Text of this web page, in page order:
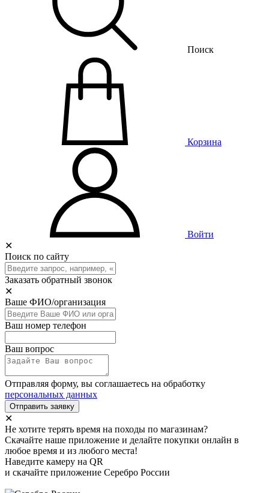
Поиск
Корзина
Войти
✕
Поиск по сайту
Заказать обратный звонок
✕
Ваше ФИО/организация
Ваш номер телефон
Ваш вопрос
Отправляя форму, вы соглашаетесь на обработку
персональных данных
Отправить заявку
✕
Не хотите терять время на походы по магазинам?
Скачайте наше приложение и делайте покупки онлайн в
любое время и из любого места!
Наведите камеру на QR
и скачайте приложение Серебро России